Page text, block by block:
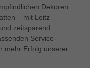
Dekoren
– mit Leitz
zeitsparend
Service-
mehr Erfolg unserer